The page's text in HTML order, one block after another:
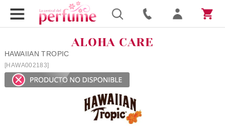
ALOHA CARE
HAWAIIAN TROPIC
[HAWA002183]